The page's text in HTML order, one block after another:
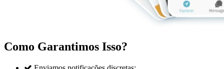
Como Garantimos Isso?
